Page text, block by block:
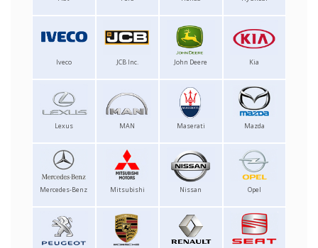
Iveco JCB Inc. John Deere Kia
Lexus MAN Maserati Mazda
Mercedes-Benz Mitsubishi Nissan Opel